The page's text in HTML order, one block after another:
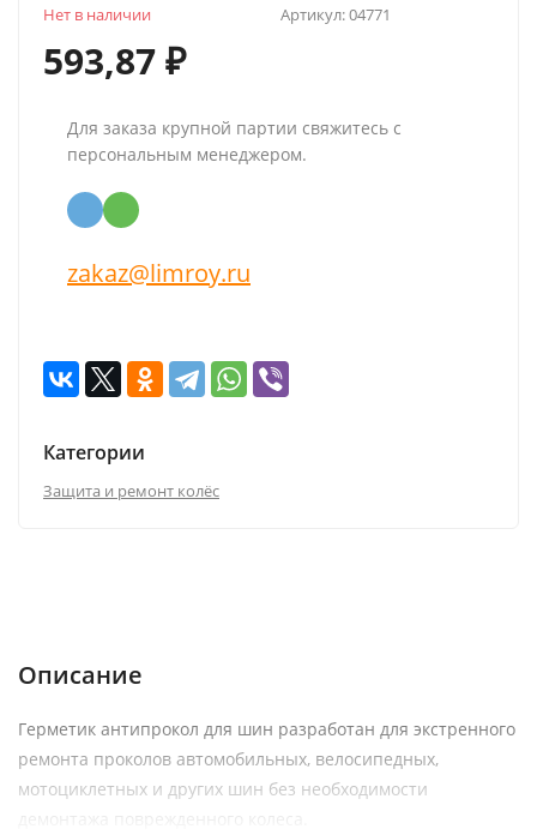
Артикул:04771
Нет в наличии
593,87₽
Для заказа крупной партии свяжитесь с
персональным менеджером.
zakaz@limroy.ru
Категории
Защита и ремонт колёс
Описание
Герметик антипрокол для шин разработан для экстренного
ремонта проколов автомобильных, велосипедных,
мотоциклетных и других шин без необходимости